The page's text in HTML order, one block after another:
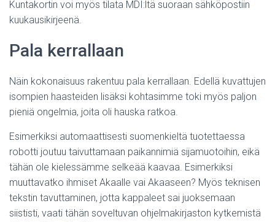
Kuntakortin voi myös tilata MDI:ltä suoraan sähköpostiin
kuukausikirjeenä.
Pala kerrallaan
Näin kokonaisuus rakentuu pala kerrallaan. Edellä kuvattujen
isompien haasteiden lisäksi kohtasimme toki myös paljon
pieniä ongelmia, joita oli hauska ratkoa.
Esimerkiksi automaattisesti suomenkieltä tuotettaessa
robotti joutuu taivuttamaan paikannimiä sijamuotoihin, eikä
tähän ole kielessämme selkeää kaavaa. Esimerkiksi
muuttavatko ihmiset Akaalle vai Akaaseen? Myös teknisen
tekstin tavuttaminen, jotta kappaleet sai juoksemaan
siististi, vaati tähän soveltuvan ohjelmakirjaston kytkemistä